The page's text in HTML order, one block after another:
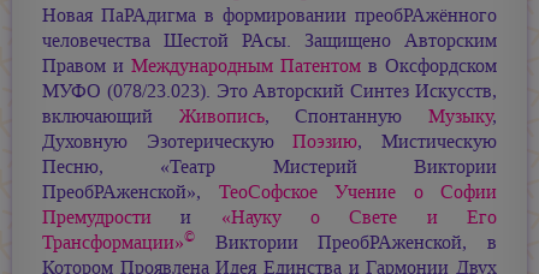
Новая ПаРАдигма в формировании преобРАжённого
человечества Шестой РАсы. Защищено Авторским
Правом и Международным Патентом в Оксфордском
МУФО (078/23.023). Это Авторский Синтез Искусств,
включающий Живопись, СпонтаннуюМузыку,
Духовную ЭзотерическуюПоэзию, Мистическую
Песню, «Театр Мистерий Виктории
ПреобРАженской», ТеоСофское Учение о Софии
Премудрости и «Науку о Свете и Его
Трансформации»©
Виктории ПреобРАженской, в
Котором Проявлена Идея Единства и Гармонии Двух